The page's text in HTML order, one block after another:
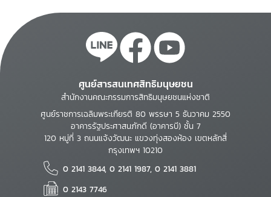
ศูนย์สารสนเทศสิทธิมนุษยชน
สำนักงานคณะกรรมการสิทธิมนุษยชนแห่งชาติ
ศูนย์ราชการเฉลิมพระเกียรติ 80 พรรษา 5 ธันวาคม 2550
อาคารรัฐประศาสนภักดี (อาคารบี) ชั้น 7
120 หมู่ที่ 3 ถนนแจ้งวัฒนะ แขวงทุ่งสองห้อง เขตหลักสี่
กรุงเทพฯ 10210
0 2141 3844, 0 2141 1987, 0 2141 3881
0 2143 7746